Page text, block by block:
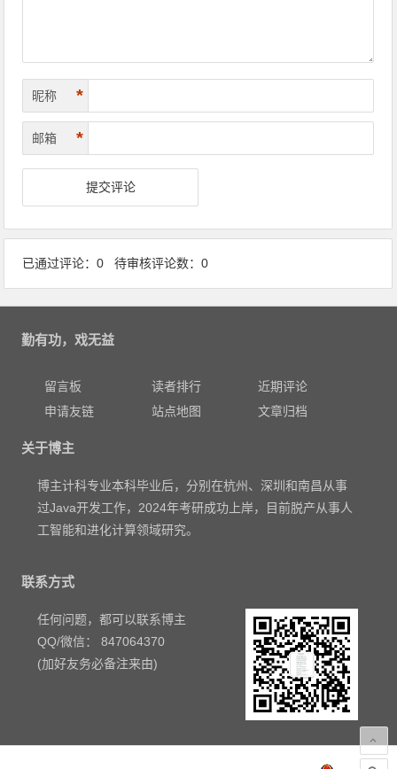
昵称 *
邮箱 *
已通过评论：0 待审核评论数：0
勤有功，戏无益
留言板 读者排行
近期评论
申请友链
站点地图 文章归档
关于博主
博主计科专业本科毕业后，分别在杭州、深圳和南昌从事
过Java开发工作，2024年考研成功上岸，目前脱产从事人
工智能和进化计算领域研究。
联系方式
任何问题，都可以联系博主
QQ/微信： 847064370
(加好友务必备注来由)